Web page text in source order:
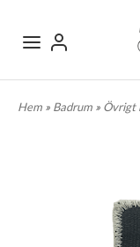
Hem » Badrum » Övrigt